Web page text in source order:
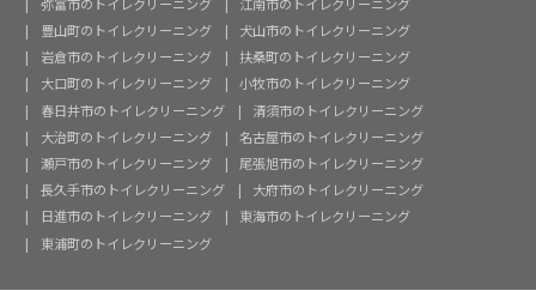
豊山町のトイレクリーニング
犬山市のトイレクリーニング
岩倉市のトイレクリーニング
扶桑町のトイレクリーニング
大口町のトイレクリーニング
小牧市のトイレクリーニング
春日井市のトイレクリーニング
清須市のトイレクリーニング
大治町のトイレクリーニング
名古屋市のトイレクリーニング
瀬戸市のトイレクリーニング
尾張旭市のトイレクリーニング
長久手市のトイレクリーニング
大府市のトイレクリーニング
日進市のトイレクリーニング
東海市のトイレクリーニング
東浦町のトイレクリーニング